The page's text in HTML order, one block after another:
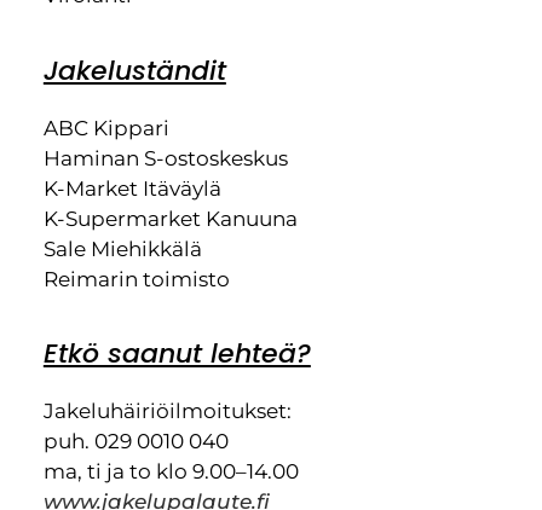
Jakeluständit
ABC Kippari
Haminan S-ostoskeskus
K-Market Itäväylä
K-Supermarket Kanuuna
Sale Miehikkälä
Reimarin toimisto
Etkö saanut lehteä?
Jakeluhäiriöilmoitukset:
puh. 029 0010 040
ma, ti ja to klo 9.00–14.00
www.jakelupalaute.fi